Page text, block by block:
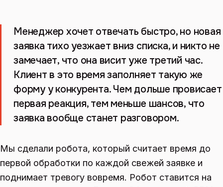
Менеджер хочет отвечать быстро, но новая
заявка тихо уезжает вниз списка, и никто не
замечает, что она висит уже третий час.
Клиент в это время заполняет такую же
форму у конкурента. Чем дольше провисает
первая реакция, тем меньше шансов, что
заявка вообще станет разговором.
Мы сделали робота, который считает время до
первой обработки по каждой свежей заявке и
поднимает тревогу вовремя. Робот ставится на